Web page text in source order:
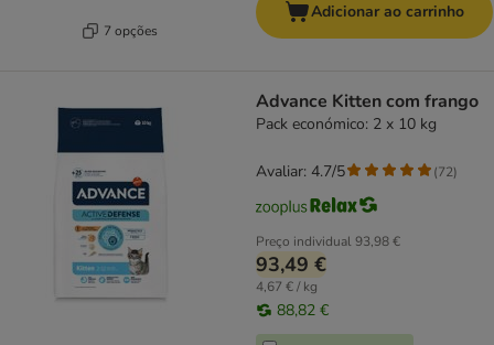
7 opções
Adicionar ao carrinho
Advance Kitten com frango
Pack económico: 2 x 10 kg
Preço individual93,98 €
93,49 €
4,67 € / kg
88,82 €
Avaliar: 4.7/5 (72)